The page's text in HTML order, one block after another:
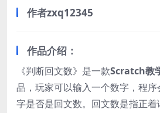
作者zxq12345
作品介绍：
《判断回文数》是一款Scratch教
品，玩家可以输入一个数字，程
字是否是回文数。回文数是指正